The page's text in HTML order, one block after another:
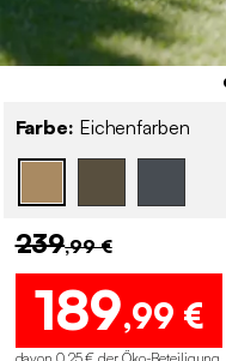
Farbe: Eichenfarben
239,99 €
189,99 €